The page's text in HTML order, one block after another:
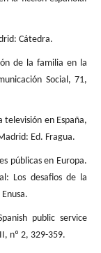
Cátedra.
de la familia en la
Social, 71,
en España,
Ed. Fragua.
públicas en Europa.
Los desafios de la
public service
nº 2, 329-359.